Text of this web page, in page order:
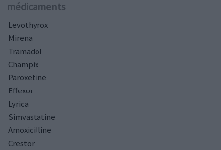
médicaments
Levothyrox
Mirena
Tramadol
Champix
Paroxetine
Effexor
Lyrica
Simvastatine
Amoxicilline
Crestor